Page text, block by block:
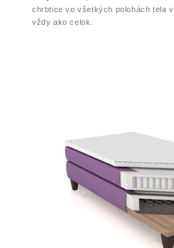
chrbtice vo všetkých polohách tela
vždy ako celok.